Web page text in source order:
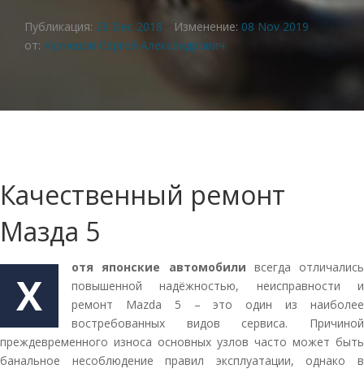
Публикация: 28 Dec 2018 Изменение: 08 Nov 2019
от: Кузнецов Сергей Александрович
Качественный ремонт
Мазда 5
Х
отя японские автомобили всегда отличались
повышенной надёжностью, неисправности и
ремонт Mazda 5 – это один из наиболее
востребованных видов сервиса. Причиной
преждевременного износа основных узлов часто может быть
банальное несоблюдение правил эксплуатации, однако в